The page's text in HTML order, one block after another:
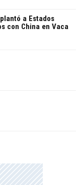
a Estados
con China en Vaca